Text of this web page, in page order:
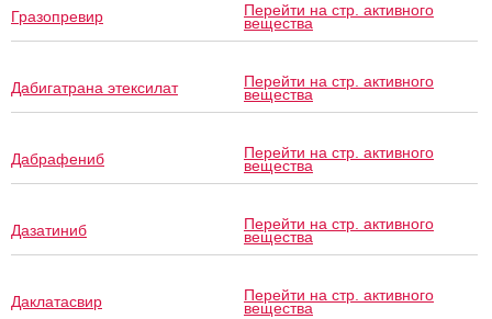
Гразопревир Перейти на стр. активного
вещества
Дабигатрана этексилат Перейти на стр. активного
вещества
Дабрафениб Перейти на стр. активного
вещества
Дазатиниб Перейти на стр. активного
вещества
Даклатасвир Перейти на стр. активного
вещества